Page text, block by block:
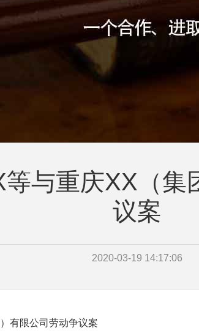
与重庆XX（集
议案
2020-03-19 14:17:06
有限公司劳动争议案